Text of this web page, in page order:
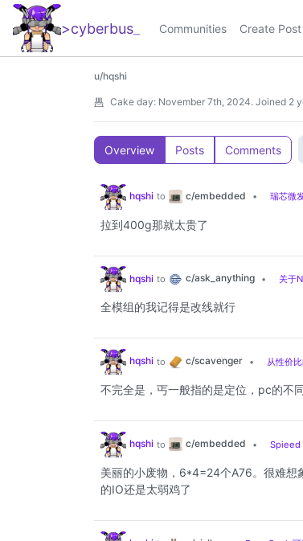
>cyberbus Communities Create Post
u/hqshi
Cake day: November 7th, 2024. Joined 2
Overview Posts Comments
hqshi to c/embedded • 瑞芯微
拉到400g那就太贵了
hqshi to c/ask_anything • 关于
全模组的我记得是改线就行
hqshi to c/scavenger • 从性价
不完全是，丐一般指的是定位，pc的不
hqshi to c/embedded • Spieed
美丽的小废物，6*4=24个A76。很难想
的IO还是太弱鸡了